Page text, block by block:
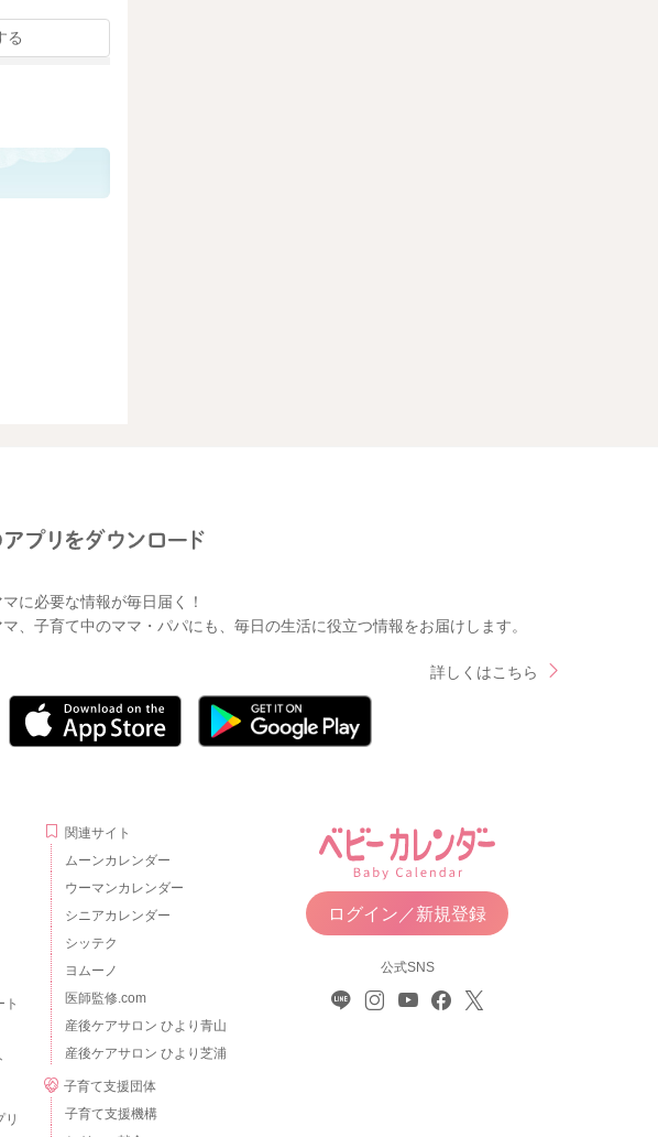
る
に必要な情報が毎日届く！
、子育て中のママ・パパにも、毎日の生活に役立つ情報をお届けします。
詳しくはこちら
ト
リ
関連サイト
ムーンカレンダー
ウーマンカレンダー
シニアカレンダー
シッテク
ヨムーノ
医師監修.com
産後ケアサロン ひより青山
産後ケアサロン ひより芝浦
子育て支援団体
子育て支援機構
ログイン／新規登録
公式SNS